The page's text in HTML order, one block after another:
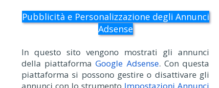
Pubblicità e Personalizzazione degli Annunci
Adsense
In questo sito vengono mostrati gli annunci
della piattaformaGoogle Adsense. Con questa
piattaforma si possono gestire o disattivare gli
annunci con lo strumento Impostazioni Annunci